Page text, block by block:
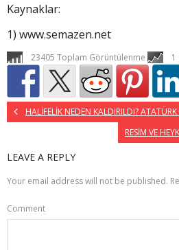
Kaynaklar:
1) www.semazen.net
23405 Toplam Görüntülenme 1
HALİFELİK NEDEN KALDIRILDI?
RESİM VE
LEAVE A REPLY
Your email address will not be published.
Comment